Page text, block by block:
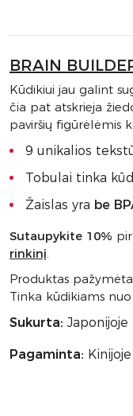
BRAIN
Kūdikiui jau galint
čia pat atskrieja
paviršių figūrėlėmis
9 unikalios
Tobulai tinka
Žaislas yra be
Sutaupykite 10%
rinkinį.
Produktas
Tinka kūdikiams
Sukurta: Japonijoje
Pagaminta: Kinijoje